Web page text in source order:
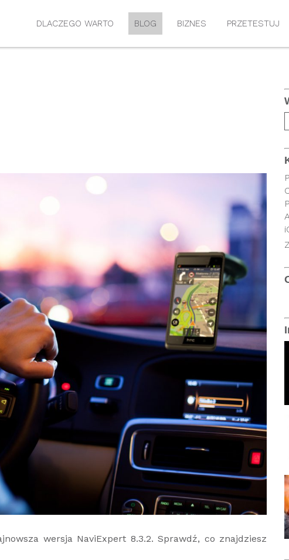
DLACZEGO WARTO BLOG BIZNES PRZETESTUJ
wersja NaviExpert 8.3.2. Sprawdź, co znajdziesz